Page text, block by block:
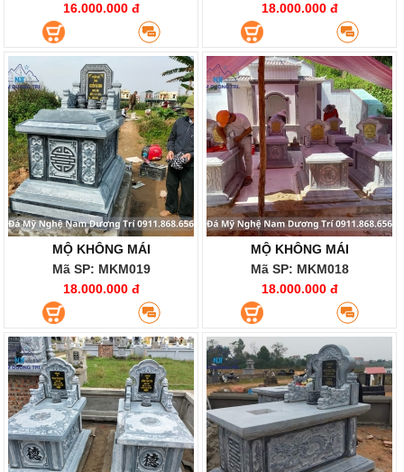
16.000.000 đ
18.000.000 đ
MỘ KHÔNG MÁI
Mã SP: MKM019
18.000.000 đ
MỘ KHÔNG MÁI
Mã SP: MKM018
18.000.000 đ